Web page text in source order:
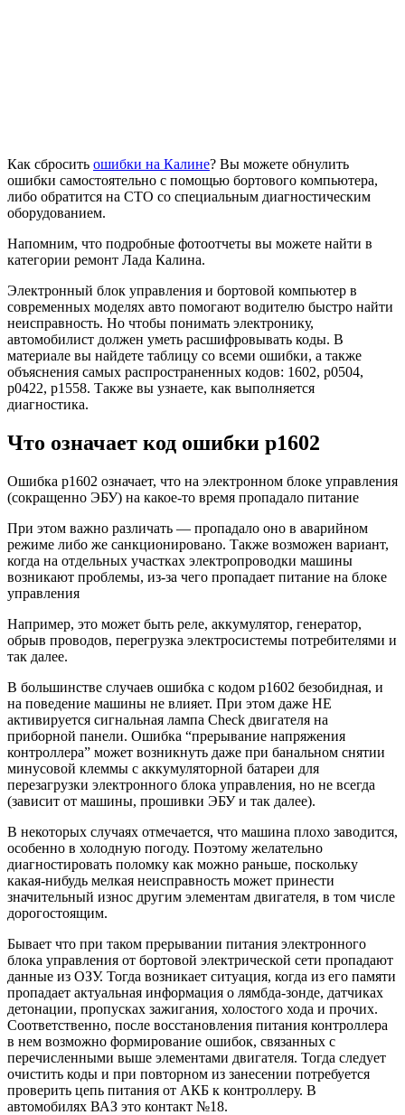
Как сбросить ошибки на Калине? Вы можете обнулить
ошибки самостоятельно с помощью бортового компьютера,
либо обратится на СТО со специальным диагностическим
оборудованием.
Напомним, что подробные фотоотчеты вы можете найти в
категории ремонт Лада Калина.
Электронный блок управления и бортовой компьютер в
современных моделях авто помогают водителю быстро найти
неисправность. Но чтобы понимать электронику,
автомобилист должен уметь расшифровывать коды. В
материале вы найдете таблицу со всеми ошибки, а также
объяснения самых распространенных кодов: 1602, р0504,
р0422, p1558. Также вы узнаете, как выполняется
диагностика.
Что означает код ошибки p1602
Ошибка р1602 означает, что на электронном блоке управления
(сокращенно ЭБУ) на какое-то время пропадало питание
При этом важно различать — пропадало оно в аварийном
режиме либо же санкционировано. Также возможен вариант,
когда на отдельных участках электропроводки машины
возникают проблемы, из-за чего пропадает питание на блоке
управления
Например, это может быть реле, аккумулятор, генератор,
обрыв проводов, перегрузка электросистемы потребителями и
так далее.
В большинстве случаев ошибка с кодом p1602 безобидная, и
на поведение машины не влияет. При этом даже НЕ
активируется сигнальная лампа Check двигателя на
приборной панели. Ошибка “прерывание напряжения
контроллера” может возникнуть даже при банальном снятии
минусовой клеммы с аккумуляторной батареи для
перезагрузки электронного блока управления, но не всегда
(зависит от машины, прошивки ЭБУ и так далее).
В некоторых случаях отмечается, что машина плохо заводится,
особенно в холодную погоду. Поэтому желательно
диагностировать поломку как можно раньше, поскольку
какая-нибудь мелкая неисправность может принести
значительный износ другим элементам двигателя, в том числе
дорогостоящим.
Бывает что при таком прерывании питания электронного
блока управления от бортовой электрической сети пропадают
данные из ОЗУ. Тогда возникает ситуация, когда из его памяти
пропадает актуальная информация о лямбда-зонде, датчиках
детонации, пропусках зажигания, холостого хода и прочих.
Соответственно, после восстановления питания контроллера
в нем возможно формирование ошибок, связанных с
перечисленными выше элементами двигателя. Тогда следует
очистить коды и при повторном из занесении потребуется
проверить цепь питания от АКБ к контроллеру. В
автомобилях ВАЗ это контакт №18.